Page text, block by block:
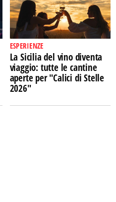
ESPERIENZE
La Sicilia del vino diventa
viaggio: tutte le cantine
aperte per "Calici di Stelle
2026"